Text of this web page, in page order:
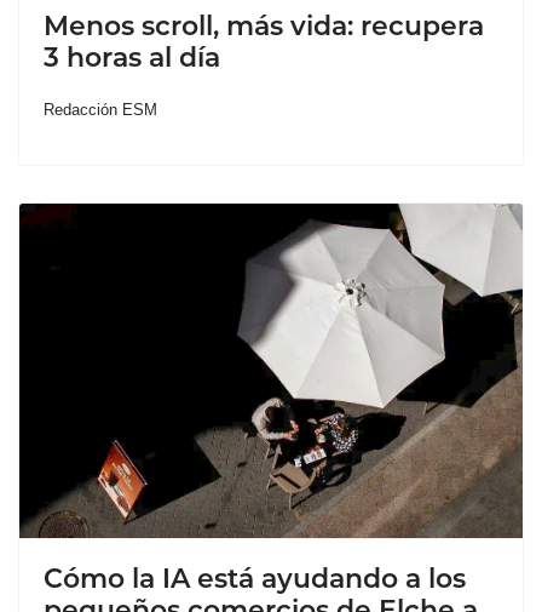
Menos scroll, más vida: recupera
3 horas al día
Redacción ESM
Cómo la IA está ayudando a los